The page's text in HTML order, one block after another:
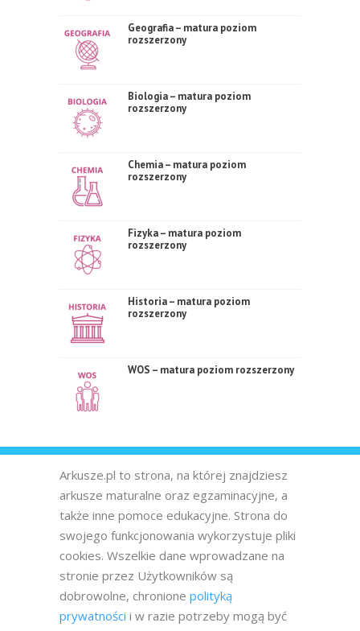
Geografia – matura poziom
rozszerzony
Biologia – matura poziom
rozszerzony
Chemia – matura poziom
rozszerzony
Fizyka – matura poziom
rozszerzony
Historia – matura poziom
rozszerzony
WOS – matura poziom rozszerzony
Arkusze.pl to strona, na której znajdziesz
arkusze maturalne oraz egzaminacyjne, a
także inne pomoce edukacyjne. Strona do
swojego funkcjonowania wykorzystuje pliki
cookies. Wszelkie dane wprowadzane na
stronie przez Użytkowników są
dobrowolne, chronione polityką
prywatności i w razie potrzeby mogą być